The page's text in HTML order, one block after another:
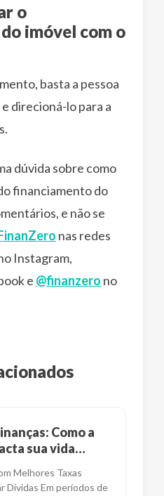
o
imóvel com o
basta a pessoa
direcioná-lo para a
dúvida sobre como
financiamento do
e não se
nas redes
Instagram,
e @finanzero no
Como a
sua vida
Melhores Taxas
Dívidas Em períodos de